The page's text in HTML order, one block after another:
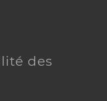
des